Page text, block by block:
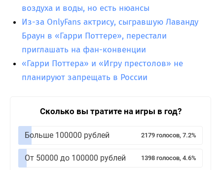
воздуха и воды, но есть нюансы
Из-за OnlyFans актрису, сыгравшую Лаванду
Браун в «Гарри Поттере», перестали
приглашать на фан-конвенции
«Гарри Поттера» и «Игру престолов» не
планируют запрещать в России
Сколько вы тратите на игры в год?
Больше 100000 рублей 2179 голосов, 7.2%
От 50000 до 100000 рублей 1398 голосов, 4.6%